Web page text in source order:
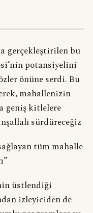
gerçekleştirilen bu
potansiyelini
önüne serdi. Bu
mahallenizin
geniş kitlelere
sürdüreceğiz
tüm mahalle
üstlendiği
izleyiciden de